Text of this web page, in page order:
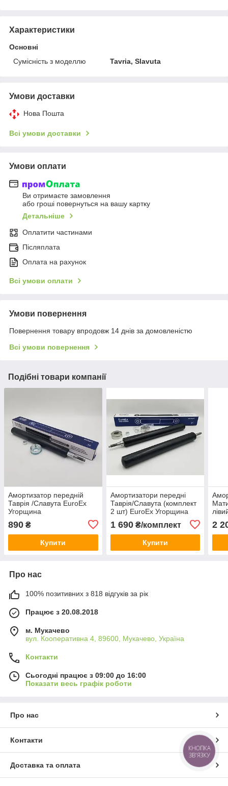
Характеристики
Основні
Сумісність з моделлю
Tavria, Slavuta
Умови доставки
Нова Пошта
Всі умови доставки
Умови оплати
Ви отримаєте замовлення
або гроші повернуться на вашу картку
Детальніше
Оплатити частинами
Післяплата
Оплата на рахунок
Всі умови оплати
Умови повернення
Повернення товару впродовж 14 днів за домовленістю
Всі умови повернення
Подібні товари компанії
Амортизатор передній
Таврія /Славута EuroEx
Угорщина
890 ₴
Купити
Амортизатори передні
Таврія/Славута (комплект
2 шт) EuroEx Угорщина
1 690₴/комплект
Купити
2
Про нас
100% позитивних з 818 відгуків за рік
Працює з 20.08.2018
м. Мукачево
вул. Кооперативна 4, 89600, Мукачево, Україна
Контакти
Сьогодні працює з 09:00 до 16:00
Показати весь графік роботи
Про нас
Контакти
Доставка та оплата
КНОПКА
ЗВ'ЯЗКУ